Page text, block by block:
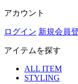
アカウント
ログイン 新規会員
アイテムを探す
ALL ITEM
STYLING